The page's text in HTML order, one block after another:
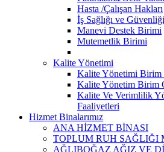
Hasta /Çalışan Hakları
İş Sağlığı ve
Manevi Destek Birimi
Mutemetlik Birimi
Kalite Yönetimi
Kalite Yönetimi Birim
Kalite Yönetim Birim
Kalite Ve Verimlilik
Faaliyetleri
Hizmet Binalarımız
ANA HİZMET BİNASI
TOPLUM RUH SAĞLIĞI
AĞLIBOĞAZ AĞIZ VE